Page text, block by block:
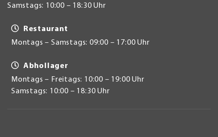
Samstags: 10:00 – 18:30 Uhr
Restaurant
Montags – Samstags: 09:00 – 17:00 Uhr
Abhollager
Montags – Freitags: 10:00 – 19:00 Uhr
Samstags: 10:00 – 18:30 Uhr